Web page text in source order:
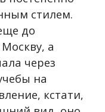
стилем.
до
, а
через
на
кстати,